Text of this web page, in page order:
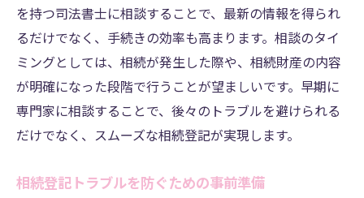
を持つ司法書士に相談することで、最新の情報を得られ
るだけでなく、手続きの効率も高まります。相談のタイ
ミングとしては、相続が発生した際や、相続財産の内容
が明確になった段階で行うことが望ましいです。早期に
専門家に相談することで、後々のトラブルを避けられる
だけでなく、スムーズな相続登記が実現します。
相続登記トラブルを防ぐための事前準備